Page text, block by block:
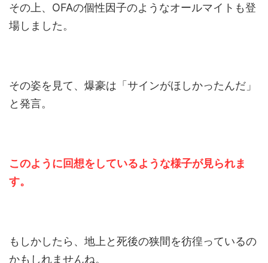
その上、OFAの個性因子のようなオールマイトも登
場しました。
その姿を見て、爆豪は「サインがほしかったんだ」
と発言。
このように回想をしているような様子が見られま
す。
もしかしたら、地上と死後の狭間を彷徨っているの
かもしれませんね。